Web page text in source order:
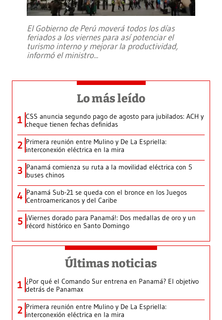
El Gobierno de Perú moverá todos los días
feriados a los viernes para así potenciar el
turismo interno y mejorar la productividad,
informó el ministro...
Lo más leído
1 CSS anuncia segundo pago de agosto para jubilados: ACH y
cheque tienen fechas definidas
2 Primera reunión entre Mulino y De La Espriella:
interconexión eléctrica en la mira
3 Panamá comienza su ruta a la movilidad eléctrica con 5
buses chinos
4 Panamá Sub-21 se queda con el bronce en los Juegos
Centroamericanos y del Caribe
5 ¡Viernes dorado para Panamá!: Dos medallas de oro y un
récord histórico en Santo Domingo
Últimas noticias
1 ¿Por qué el Comando Sur entrena en Panamá? El objetivo
detrás de Panamax
2 Primera reunión entre Mulino y De La Espriella:
interconexión eléctrica en la mira